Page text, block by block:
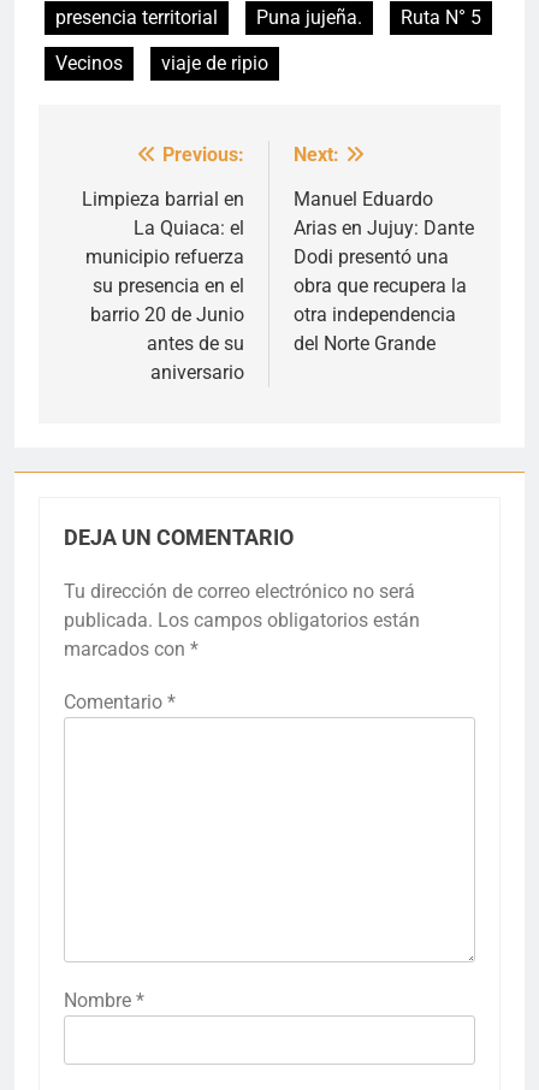
presencia territorial Puna jujeña.
Ruta N° 5
Vecinos
viaje de ripio
Navegación
de
entradas
Previous:
Limpieza barrial en
La Quiaca: el
municipio refuerza
su presencia en el
barrio 20 de Junio
antes de su
aniversario
Next:
Manuel Eduardo
Arias en Jujuy: Dante
Dodi presentó una
obra que recupera la
otra independencia
del Norte Grande
DEJA UN COMENTARIO
Tu dirección de correo electrónico no será
publicada. Los campos obligatorios están
marcados con *
Comentario *
Nombre *